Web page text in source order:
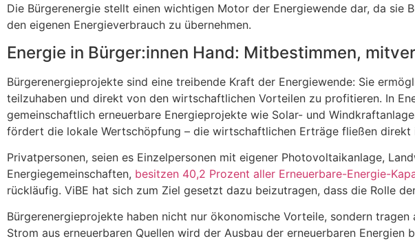
Die Bürgerenergie stellt einen wichtigen Motor der Energiewende dar, da
den eigenen Energieverbrauch zu übernehmen.
Energie in Bürger:innen Hand: Mitbestimmen,
Bürgerenergieprojekte sind eine treibende Kraft der Energiewende: Sie
teilzuhaben und direkt von den wirtschaftlichen Vorteilen zu profitieren. In
gemeinschaftlich erneuerbare Energieprojekte wie Solar- und
fördert die lokale Wertschöpfung – die wirtschaftlichen Erträge fließen
Privatpersonen, seien es Einzelpersonen mit eigener Photovoltaikanlage,
Energiegemeinschaften, besitzen 40,2 Prozent aller Erneuerbare-Energie-
rückläufig. ViBE hat sich zum Ziel gesetzt dazu beizutragen, dass die Rolle
Bürgerenergieprojekte haben nicht nur ökonomische Vorteile, sondern
Strom aus erneuerbaren Quellen wird der Ausbau der erneuerbaren